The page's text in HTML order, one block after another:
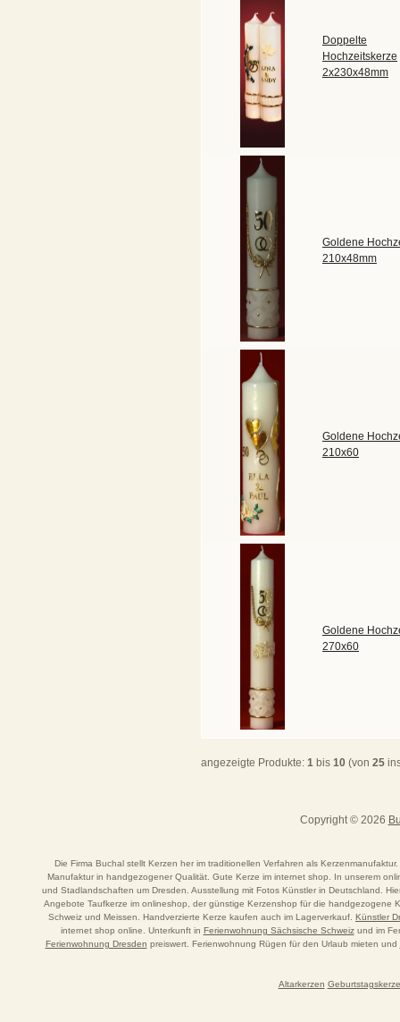
Doppelte
Hochzeitskerze
2x230x48mm
Goldene
210x48mm
Goldene
210x60
Goldene
270x60
angezeigte Produkte: 1 bis 10 (von 25
Copyright © 2026
Die Firma Buchal stellt Kerzen her im traditionellen Verfahren als
Manufaktur in handgezogener Qualität. Gute Kerze im internet shop. In unserem
und Stadlandschaften um Dresden. Ausstellung mit Fotos Künstler in Deutschland.
Angebote Taufkerze im onlineshop, der günstige Kerzenshop für die handgezogene
Schweiz und Meissen. Handverzierte Kerze kaufen auch im Lagerverkauf. Künstler
internet shop online. Unterkunft in Ferienwohnung Sächsische Schweizund im
Ferienwohnung Dresden preiswert. Ferienwohnung Rügen für den Urlaub mieten und
Altarkerzen